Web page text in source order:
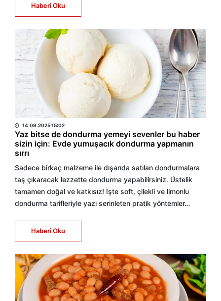
Haberi Oku
HABER MERKEZİ
14.09.2025 15:02
Yaz bitse de dondurma yemeyi sevenler bu haber
sizin için: Evde yumuşacık dondurma yapmanın
sırrı
Sadece birkaç malzeme ile dışarıda satılan dondurmalara
taş çıkaracak lezzette dondurma yapabilirsiniz. Üstelik
tamamen doğal ve katkısız! İşte soft, çilekli ve limonlu
dondurma tarifleriyle yazı serinleten pratik yöntemler…
Haberi Oku